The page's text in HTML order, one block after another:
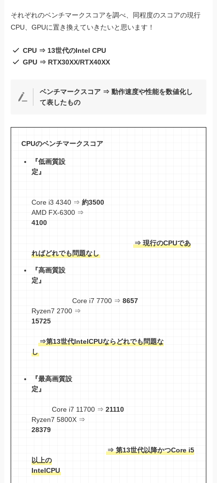
それぞれのベンチマークスコアを調べ、同程度のスコアの現行
CPU、GPUに置き換えていきたいと思います！
CPU ⇒ 13世代のIntel CPU
GPU ⇒ RTX30XX/RTX40XX
ベンチマークスコア ⇒ 動作速度や性能を数値化し
て表したもの
CPUのベンチマークスコア
『低画質設
定』
Core i3 4340 ⇒約3500
AMD FX-6300 ⇒
4100
⇒ 現行のCPUであ
ればどれでも問題なし
『高画質設
定』
Core i7 7700 ⇒8657
Ryzen7 2700 ⇒
15725
⇒第13世代IntelCPUならどれでも問題な
し
『最高画質設
定』
Core i7 11700 ⇒ 21110
Ryzen7 5800X ⇒
28379
⇒ 第13世代以降かつCore i5
以上の
IntelCPU